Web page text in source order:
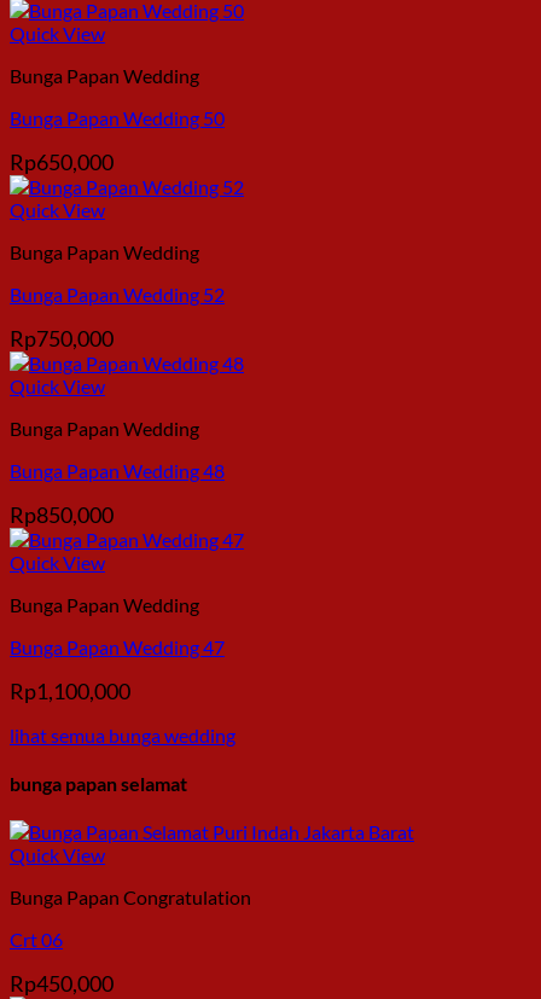
Quick View
Bunga Papan Wedding
Bunga Papan Wedding 50
Rp650,000
Quick View
Bunga Papan Wedding
Bunga Papan Wedding 52
Rp750,000
Quick View
Bunga Papan Wedding
Bunga Papan Wedding 48
Rp850,000
Quick View
Bunga Papan Wedding
Bunga Papan Wedding 47
Rp1,100,000
lihat semua bunga wedding
bunga papan selamat
Quick View
Bunga Papan Congratulation
Crt 06
Rp450,000